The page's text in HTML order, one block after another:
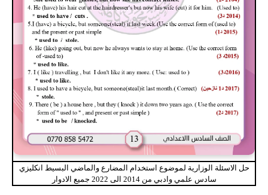
حل الاسئلة الوزارية لموضوع استخدام المضارع والماضي البسيط انكليزي
سادس علمي وادبي من 2014 الى 2022 جميع الادوار